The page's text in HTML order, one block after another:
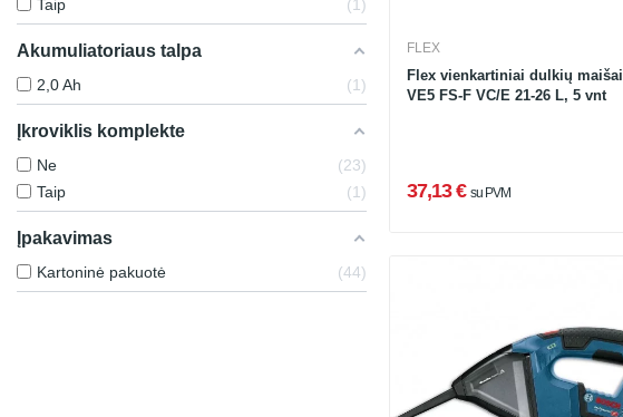
Taip
1
Akumuliatoriaus talpa
2,0 Ah 1
Įkroviklis komplekte
Ne
23
Taip
1
Įpakavimas
Kartoninė pakuotė 44
FLEX
Flex vienkartiniai dulkių maišai
VE5 FS-F VC/E 21-26 L, 5 vnt
37,13 € su PVM